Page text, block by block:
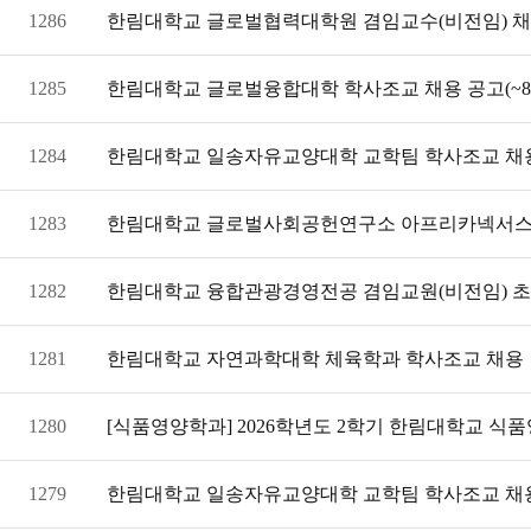
1286 한림대학교 글로벌협력대학원 겸임교수(비전임)
1285 한림대학교 글로벌융합대학 학사조교 채용 공고
1284 한림대학교 일송자유교양대학 교학팀 학사조교 채
1283 한림대학교 글로벌사회공헌연구소 아프리카넥서
1282 한림대학교 융합관광경영전공 겸임교원(비전임)
1281 한림대학교 자연과학대학 체육학과 학사조교 채용
1280 [식품영양학과] 2026학년도 2학기 한림대학교 식
1279 한림대학교 일송자유교양대학 교학팀 학사조교 채